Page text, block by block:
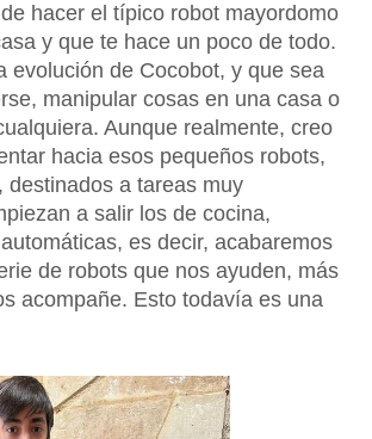
hacer el típico robot mayordomo
y que te hace un poco de todo.
evolución de Cocobot, y que sea
manipular cosas en una casa o
Aunque realmente, creo
hacia esos pequeños robots,
destinados a tareas muy
a salir los de cocina,
es decir, acabaremos
de robots que nos ayuden, más
acompañe. Esto todavía es una